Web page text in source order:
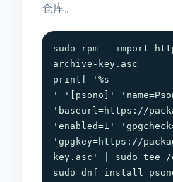
仓库。
sudo rpm --import
archive-key.asc
printf '%s
' '[psono]'
'baseurl=https://
'enabled=1'
'gpgkey=https://
key.asc' | sudo tee /
sudo dnf install